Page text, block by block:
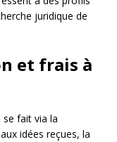
juridique de
et frais à
se fait via la
idées reçues, la